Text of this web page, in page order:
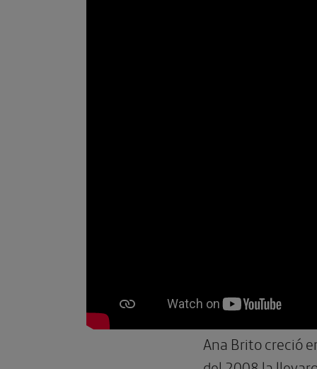
Ana Brito creció